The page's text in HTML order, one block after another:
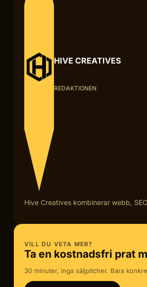
HIVE CREATIVES
REDAKTIONEN
Hive Creatives kombinerar webb,
VILL DU VETA MER?
Ta en kostnadsfri prat
30 minuter, inga säljpitcher. Bara